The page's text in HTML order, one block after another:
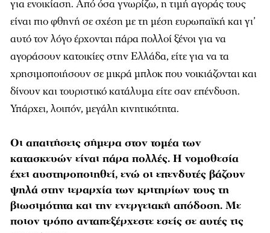
για ενοικίαση. Από όσα γνωρίζω, η τιµή αγοράς τους
είναι πιο φθηνή σε σχέση µε τη µέση ευρωπαϊκή και γι’
αυτό τον λόγο έρχονται πάρα πολλοί ξένοι για να
αγοράσουν κατοικίες στην Ελλάδα, είτε για να τα
χρησιµοποιήσουν σε µικρά µπλοκ που νοικιάζονται και
δίνουν και τουριστικό κατάλυµα είτε σαν επένδυση.
Υπάρχει, λοιπόν, µεγάλη κινητικότητα.
Οι απαιτήσεις σήμερα στον τομέα των
κατασκευών είναι πάρα πολλές. Η νομοθεσία
έχει αυστηροποιηθεί, ενώ οι επενδυτές βάζουν
ψηλά στην ιεραρχία των κριτηρίων τους τη
βιωσιμότητα και την ενεργειακή απόδοση. Με
ποιον τρόπο ανταπεξέρχεστε εσείς σε αυτές τις